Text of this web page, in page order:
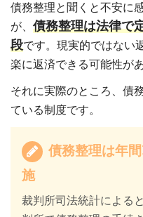
債務整理と聞くと不安に
が、 債務整理は法律で
段です。現実的ではない
楽に返済できる可能性が
それに実際のところ、債
ている制度です。
債務整理は年
施
裁判所司法統計による